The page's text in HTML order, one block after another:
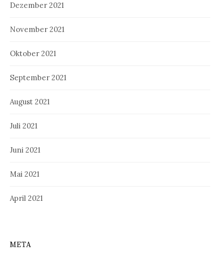
Dezember 2021
November 2021
Oktober 2021
September 2021
August 2021
Juli 2021
Juni 2021
Mai 2021
April 2021
META